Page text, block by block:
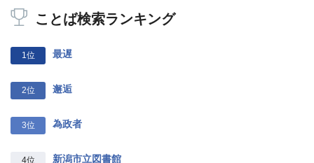
ことば検索ランキング
1位 最遅
2位 邂逅
3位 為政者
4位 新潟市立図書館